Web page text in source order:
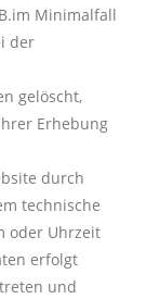
Minimalfall
der
gelöscht,
Erhebung
durch
technische
oder Uhrzeit
erfolgt
und